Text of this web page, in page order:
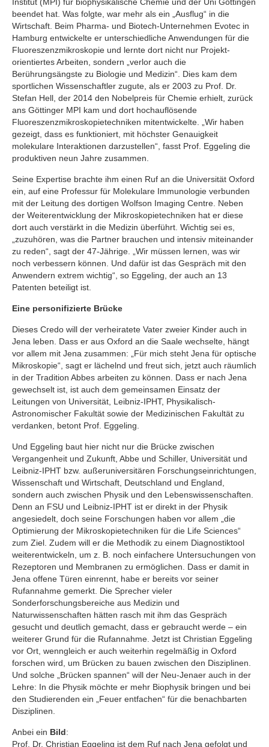
beendet hat. Was folgte, war mehr als ein „Ausflug“ in die
Wirtschaft. Beim Pharma- und Biotech-Unternehmen Evotec in
Hamburg entwickelte er unterschiedliche Anwendungen für die
Fluoreszenzmikroskopie und lernte dort nicht nur Projekt-
orientiertes Arbeiten, sondern „verlor auch die
Berührungsängste zu Biologie und Medizin“. Dies kam dem
sportlichen Wissenschaftler zugute, als er 2003 zu Prof. Dr.
Stefan Hell, der 2014 den Nobelpreis für Chemie erhielt, zurück
ans Göttinger MPI kam und dort hochauflösende
Fluoreszenzmikroskopietechniken mitentwickelte. „Wir haben
gezeigt, dass es funktioniert, mit höchster Genauigkeit
molekulare Interaktionen darzustellen“, fasst Prof. Eggeling die
produktiven neun Jahre zusammen.
Seine Expertise brachte ihm einen Ruf an die Universität Oxford
ein, auf eine Professur für Molekulare Immunologie verbunden
mit der Leitung des dortigen Wolfson Imaging Centre. Neben
der Weiterentwicklung der Mikroskopietechniken hat er diese
dort auch verstärkt in die Medizin überführt. Wichtig sei es,
„zuzuhören, was die Partner brauchen und intensiv miteinander
zu reden“, sagt der 47-Jährige. „Wir müssen lernen, was wir
noch verbessern können. Und dafür ist das Gespräch mit den
Anwendern extrem wichtig“, so Eggeling, der auch an 13
Patenten beteiligt ist.
Eine personifizierte Brücke
Dieses Credo will der verheiratete Vater zweier Kinder auch in
Jena leben. Dass er aus Oxford an die Saale wechselte, hängt
vor allem mit Jena zusammen: „Für mich steht Jena für optische
Mikroskopie“, sagt er lächelnd und freut sich, jetzt auch räumlich
in der Tradition Abbes arbeiten zu können. Dass er nach Jena
gewechselt ist, ist auch dem gemeinsamen Einsatz der
Leitungen von Universität, Leibniz-IPHT, Physikalisch-
Astronomischer Fakultät sowie der Medizinischen Fakultät zu
verdanken, betont Prof. Eggeling.
Und Eggeling baut hier nicht nur die Brücke zwischen
Vergangenheit und Zukunft, Abbe und Schiller, Universität und
Leibniz-IPHT bzw. außeruniversitären Forschungseinrichtungen,
Wissenschaft und Wirtschaft, Deutschland und England,
sondern auch zwischen Physik und den Lebenswissenschaften.
Denn an FSU und Leibniz-IPHT ist er direkt in der Physik
angesiedelt, doch seine Forschungen haben vor allem „die
Optimierung der Mikroskopietechniken für die Life Sciences“
zum Ziel. Zudem will er die Methodik zu einem Diagnostiktool
weiterentwickeln, um z. B. noch einfachere Untersuchungen von
Rezeptoren und Membranen zu ermöglichen. Dass er damit in
Jena offene Türen einrennt, habe er bereits vor seiner
Rufannahme gemerkt. Die Sprecher vieler
Sonderforschungsbereiche aus Medizin und
Naturwissenschaften hätten rasch mit ihm das Gespräch
gesucht und deutlich gemacht, dass er gebraucht werde – ein
weiterer Grund für die Rufannahme. Jetzt ist Christian Eggeling
vor Ort, wenngleich er auch weiterhin regelmäßig in Oxford
forschen wird, um Brücken zu bauen zwischen den Disziplinen.
Und solche „Brücken spannen“ will der Neu-Jenaer auch in der
Lehre: In die Physik möchte er mehr Biophysik bringen und bei
den Studierenden ein „Feuer entfachen“ für die benachbarten
Disziplinen.
Anbei ein Bild:
Prof. Dr. Christian Eggeling ist dem Ruf nach Jena gefolgt und